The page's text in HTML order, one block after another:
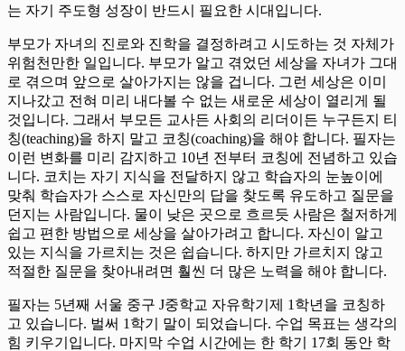
는 자기 주도형 성장이 반드시 필요한 시대입니다.
부모가 자녀의 진로와 진학을 결정하려고 시도하는 것 자체가
위험천만한 일입니다. 부모가 알고 겪었던 세상을 자녀가 그대
로 겪으며 앞으로 살아가지는 않을 겁니다. 그런 세상은 이미
지나갔고 전혀 미리 내다볼 수 없는 새로운 세상이 열리게 될
것입니다. 그래서 부모든 교사든 사회의 리더이든 누구든지 티
칭(teaching)을 하지 말고 코칭(coaching)을 해야 합니다. 필자는
이런 변화를 미리 감지하고 10년 전부터 코칭에 전념하고 있습
니다. 코치는 자기 지식을 전달하지 않고 학습자의 눈높이에
맞춰 학습자가 스스로 자신만의 답을 찾도록 유도하고 질문을
던지는 사람입니다. 물이 낮은 곳으로 흐르듯 사람은 철저하게
쉽고 편한 방법으로 세상을 살아가려고 합니다. 자신이 알고
있는 지식을 가르치는 것은 쉽습니다. 하지만 가르치지 않고
적절한 질문을 찾아내려면 훨씬 더 많은 노력을 해야 합니다.
필자는 5년째 서울 중구 J중학교 자유학기제 1학년을 코칭하
고 있습니다. 벌써 1학기 말이 되었습니다. 수업 목표는 생각의
힘 키우기입니다. 마지막 수업 시간에는 한 학기 17회 동안 학